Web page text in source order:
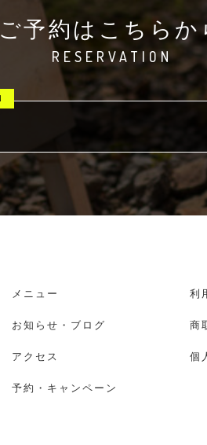
ご予約はこちらか
RESERVATION
メニュー
お知らせ・ブログ
アクセス
予約・キャンペーン
利
商
個